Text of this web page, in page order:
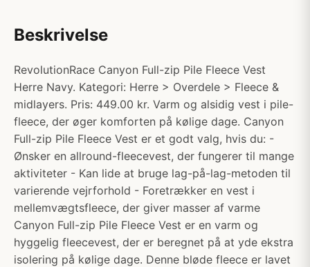
Beskrivelse
RevolutionRace Canyon Full-zip Pile Fleece Vest
Herre Navy. Kategori: Herre > Overdele > Fleece &
midlayers. Pris: 449.00 kr. Varm og alsidig vest i pile-
fleece, der øger komforten på kølige dage. Canyon
Full-zip Pile Fleece Vest er et godt valg, hvis du: -
Ønsker en allround-fleecevest, der fungerer til mange
aktiviteter - Kan lide at bruge lag-på-lag-metoden til
varierende vejrforhold - Foretrækker en vest i
mellemvægtsfleece, der giver masser af varme
Canyon Full-zip Pile Fleece Vest er en varm og
hyggelig fleecevest, der er beregnet på at yde ekstra
isolering på kølige dage. Denne bløde fleece er lavet